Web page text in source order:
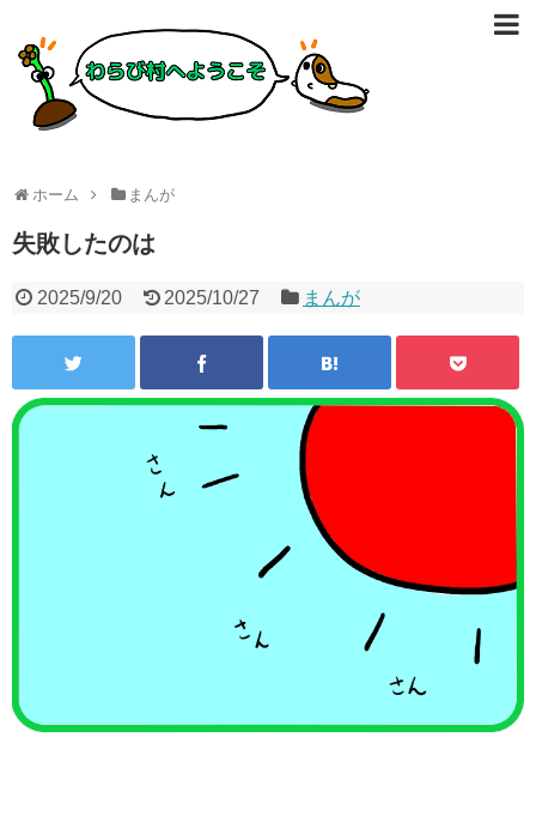
ホーム まんが
失敗したのは
2025/9/20 2025/10/27 まんが